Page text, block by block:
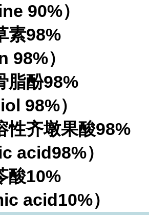
90%）
素98%
98%）
脂酚98%
98%）
性齐墩果酸98%
acid98%）
酸10%
acid10%）